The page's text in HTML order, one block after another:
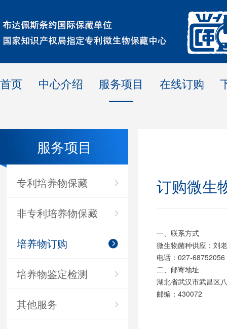
首页 中心介绍 服务项目 在线订购
服务项目
专利培养物保藏
非专利培养物保藏
培养物订购
培养物鉴定检测
其他服务
订购微
一、联系方式
微生物菌种供应：刘
电话：027-
二、邮寄地址
湖北省武汉市武昌区
邮编：430072